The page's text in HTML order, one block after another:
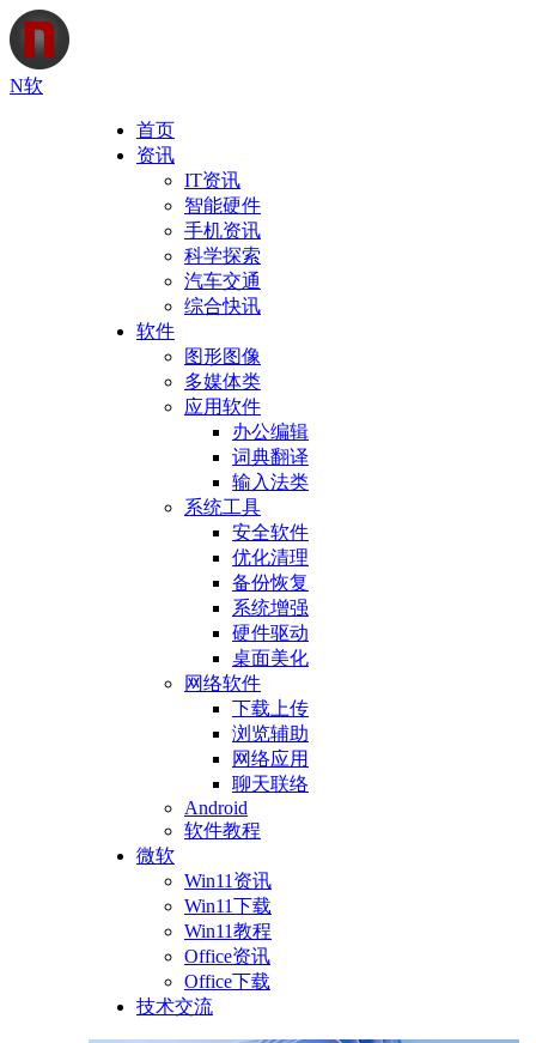
N软
首页
资讯
IT资讯
智能硬件
手机资讯
科学探索
汽车交通
综合快讯
软件
图形图像
多媒体类
应用软件
办公编辑
词典翻译
输入法类
系统工具
安全软件
优化清理
备份恢复
系统增强
硬件驱动
桌面美化
网络软件
下载上传
浏览辅助
网络应用
聊天联络
Android
软件教程
微软
Win11资讯
Win11下载
Win11教程
Office资讯
Office下载
技术交流